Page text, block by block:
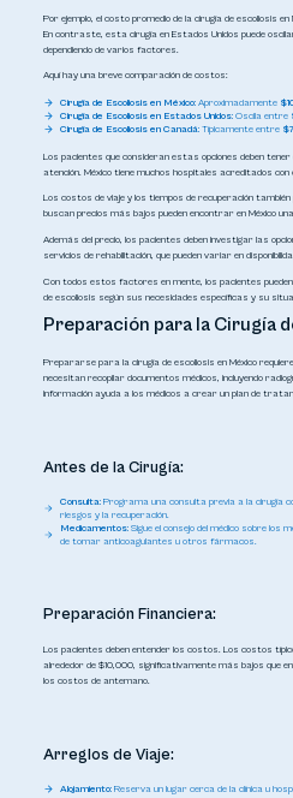
Por ejemplo, el costo promedio de la cirugía de escoliosis
En contraste, esta cirugía en Estados Unidos puede
dependiendo de varios factores.
Aquí hay una breve comparación de costos:
Cirugía de Escoliosis en México:Aproximadamente
Cirugía de Escoliosis en Estados Unidos:Oscila entre
Cirugía de Escoliosis en Canadá:Típicamente entre
Los pacientes que consideran estas opciones deben
atención. México tiene muchos hospitales acreditados
Los costos de viaje y los tiempos de recuperación también
buscan precios más bajos pueden encontrar en México
Además del precio, los pacientes deben investigar las
servicios de rehabilitación, que pueden variar en
Con todos estos factores en mente, los pacientes
de escoliosis según sus necesidades específicas y su
Preparación para la Cirugía
Prepararse para la cirugía de escoliosis en México
necesitan recopilar documentos médicos, incluyendo
información ayuda a los médicos a crear un plan de
Antes de la Cirugía:
Consulta:Programa una consulta previa a la cirugía
riesgos y la recuperación.
Medicamentos:Sigue el consejo del médico sobre los
de tomar anticoagulantes u otros fármacos.
Preparación Financiera:
Los pacientes deben entender los costos. Los costos
alrededor de $10,000, significativamente más bajos que
los costos de antemano.
Arreglos de Viaje:
Alojamiento:Reserva un lugar cerca de la clínica u